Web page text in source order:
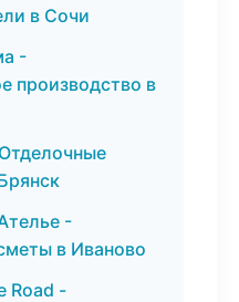
в Сочи
-
производство в
-
в Иваново
Road -